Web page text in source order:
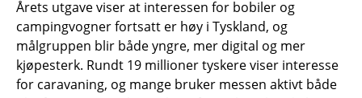
Årets utgave viser at interessen for bobiler og
campingvogner fortsatt er høy i Tyskland, og
målgruppen blir både yngre, mer digital og mer
kjøpesterk. Rundt 19 millioner tyskere viser interesse
for caravaning, og mange bruker messen aktivt både